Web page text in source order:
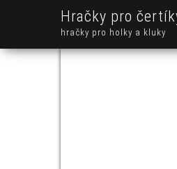
Hračky pro
hračky pro holky a kluky